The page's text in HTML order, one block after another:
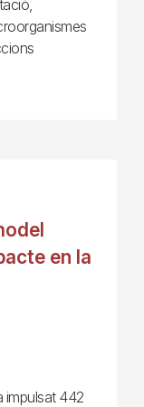
en la
impulsat 442